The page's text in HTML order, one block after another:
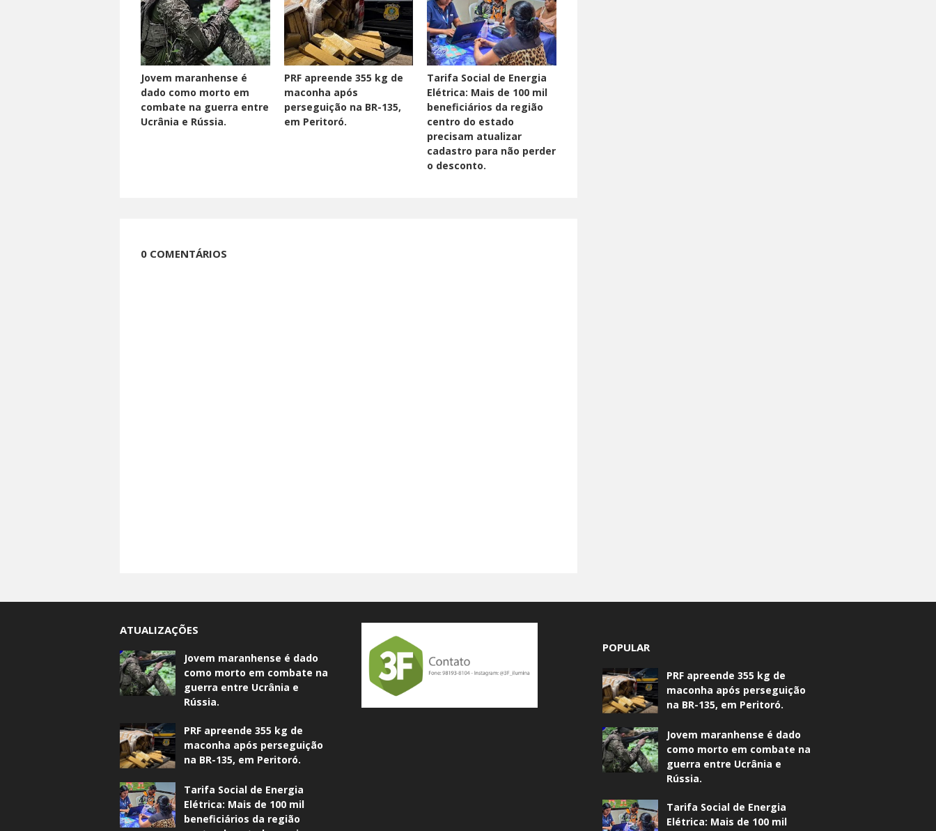
Jovem maranhense é
dado como morto em
combate na guerra entre
Ucrânia e Rússia.
PRF apreende 355 kg de
maconha após
perseguição na BR-135,
em Peritoró.
Tarifa Social de Energia
Elétrica: Mais de 100 mil
beneficiários da região
centro do estado
precisam atualizar
cadastro para não perder
o desconto.
0 COMENTÁRIOS
ATUALIZAÇÕES
Jovem maranhense é dado
como morto em combate na
guerra entre Ucrânia e
Rússia.
PRF apreende 355 kg de
maconha após perseguição
na BR-135, em Peritoró.
Tarifa Social de Energia
Elétrica: Mais de 100 mil
beneficiários da região
POPULAR
PRF apreende 355 kg de
maconha após perseguição
na BR-135, em Peritoró.
Jovem maranhense é dado
como morto em combate na
guerra entre Ucrânia e
Rússia.
Tarifa Social de Energia
Elétrica: Mais de 100 mil